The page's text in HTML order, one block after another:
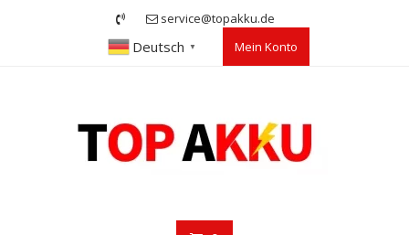
service@topakku.de
Deutsch ▼ Mein Konto